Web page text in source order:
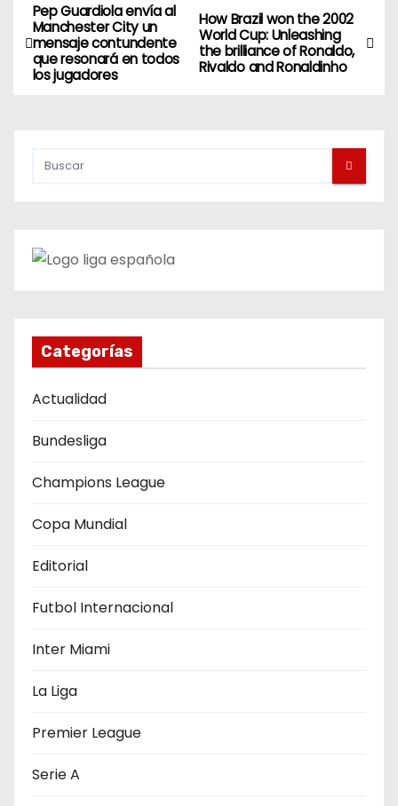
N
a
c
d
e
e
r
a
d
a
s
How Brazil won the 2002
World Cup: Unleashing
the brilliance of Ronaldo,
Rivaldo and Ronaldinho
Pep Guardiola envía al
Manchester City un
mensaje contundente
que resonará en todos
los jugadores
Categorías
Actualidad
Bundesliga
Champions League
Copa Mundial
Editorial
Futbol Internacional
Inter Miami
La Liga
Premier League
Serie A